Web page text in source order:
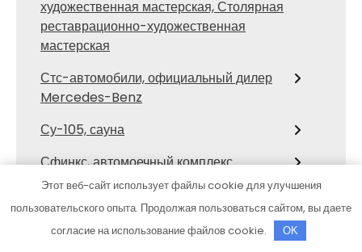
художественная мастерская, Столярная
реставрационно-художественная
мастерская
Стс-автомобили, официальный дилер
Mercedes-Benz
Су-105, сауна
Сфинкс, автомоечный комплекс
Талион, SPA-комплекс
Тверь, отель
Этот веб-сайт использует файлы cookie для улучшения
пользовательского опыта. Продолжая пользоваться сайтом, вы даете
согласие на использование файлов cookie.
OK